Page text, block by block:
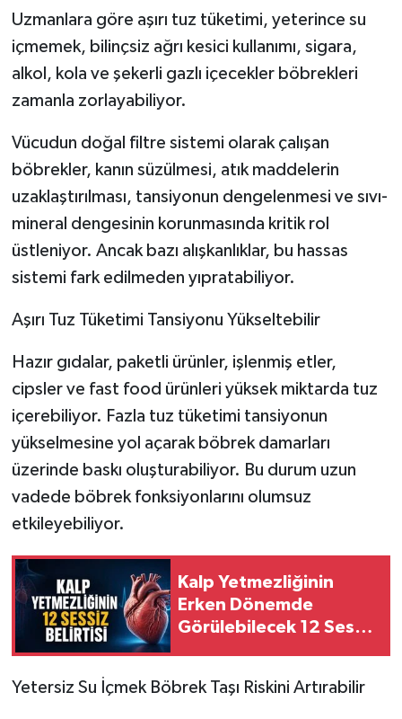
Uzmanlara göre aşırı tuz tüketimi, yeterince su
içmemek, bilinçsiz ağrı kesici kullanımı, sigara,
alkol, kola ve şekerli gazlı içecekler böbrekleri
zamanla zorlayabiliyor.
Vücudun doğal filtre sistemi olarak çalışan
böbrekler, kanın süzülmesi, atık maddelerin
uzaklaştırılması, tansiyonun dengelenmesi ve sıvı-
mineral dengesinin korunmasında kritik rol
üstleniyor. Ancak bazı alışkanlıklar, bu hassas
sistemi fark edilmeden yıpratabiliyor.
Aşırı Tuz Tüketimi Tansiyonu Yükseltebilir
Hazır gıdalar, paketli ürünler, işlenmiş etler,
cipsler ve fast food ürünleri yüksek miktarda tuz
içerebiliyor. Fazla tuz tüketimi tansiyonun
yükselmesine yol açarak böbrek damarları
üzerinde baskı oluşturabiliyor. Bu durum uzun
vadede böbrek fonksiyonlarını olumsuz
etkileyebiliyor.
Kalp Yetmezliğinin
Erken Dönemde
Görülebilecek 12 Sessiz
Yetersiz Su İçmek Böbrek Taşı Riskini Artırabilir